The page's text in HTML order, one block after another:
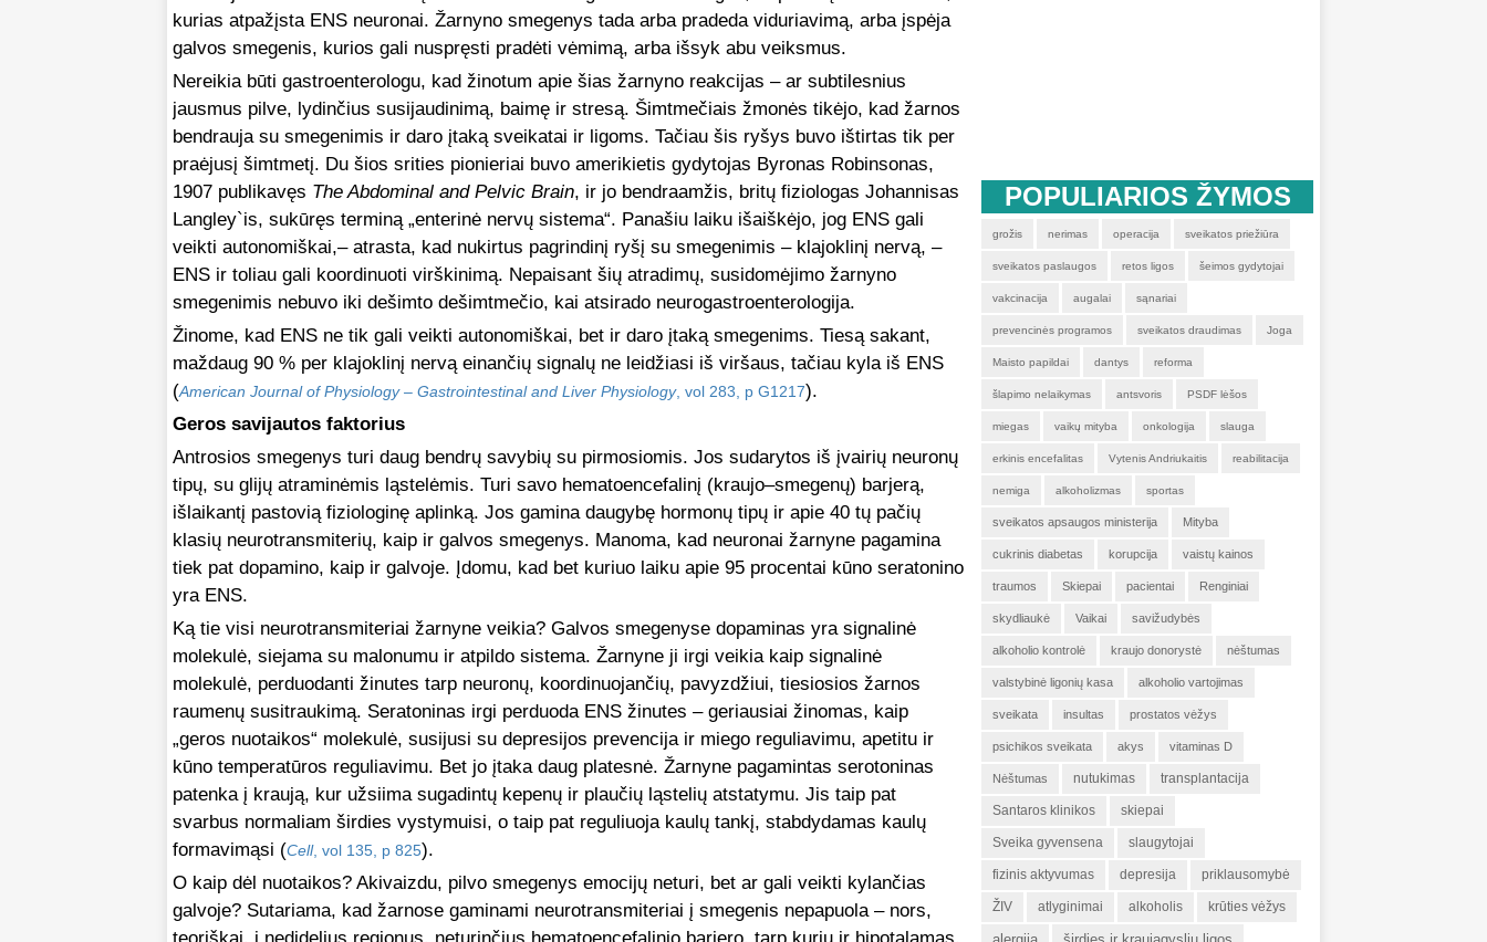
kurias atpažįsta ENS neuronai. Žarnyno smegenys tada arba pradeda viduriavimą, arba įspėja
galvos smegenis, kurios gali nuspręsti pradėti vėmimą, arba išsyk abu veiksmus.
Nereikia būti gastroenterologu, kad žinotum apie šias žarnyno reakcijas – ar subtilesnius
jausmus pilve, lydinčius susijaudinimą, baimę ir stresą. Šimtmečiais žmonės tikėjo, kad žarnos
bendrauja su smegenimis ir daro įtaką sveikatai ir ligoms. Tačiau šis ryšys buvo ištirtas tik per
praėjusį šimtmetį. Du šios srities pionieriai buvo amerikietis gydytojas Byronas Robinsonas,
1907 publikavęs The Abdominal and Pelvic Brain, ir jo bendraamžis, britų fiziologas Johannisas
Langley`is, sukūręs terminą „enterinė nervų sistema“. Panašiu laiku išaiškėjo, jog ENS gali
veikti autonomiškai,– atrasta, kad nukirtus pagrindinį ryšį su smegenimis – klajoklinį nervą, –
ENS ir toliau gali koordinuoti virškinimą. Nepaisant šių atradimų, susidomėjimo žarnyno
smegenimis nebuvo iki dešimto dešimtmečio, kai atsirado neurogastroenterologija.
Žinome, kad ENS ne tik gali veikti autonomiškai, bet ir daro įtaką smegenims. Tiesą sakant,
maždaug 90 % per klajoklinį nervą einančių signalų ne leidžiasi iš viršaus, tačiau kyla iš ENS
(American Journal of Physiology – Gastrointestinal and Liver Physiology, vol 283, p G1217).
Geros savijautos faktorius
Antrosios smegenys turi daug bendrų savybių su pirmosiomis. Jos sudarytos iš įvairių neuronų
tipų, su glijų atraminėmis ląstelėmis. Turi savo hematoencefalinį (kraujo–smegenų) barjerą,
išlaikantį pastovią fiziologinę aplinką. Jos gamina daugybę hormonų tipų ir apie 40 tų pačių
klasių neurotransmiterių, kaip ir galvos smegenys. Manoma, kad neuronai žarnyne pagamina
tiek pat dopamino, kaip ir galvoje. Įdomu, kad bet kuriuo laiku apie 95 procentai kūno seratonino
yra ENS.
Ką tie visi neurotransmiteriai žarnyne veikia? Galvos smegenyse dopaminas yra signalinė
molekulė, siejama su malonumu ir atpildo sistema. Žarnyne ji irgi veikia kaip signalinė
molekulė, perduodanti žinutes tarp neuronų, koordinuojančių, pavyzdžiui, tiesiosios žarnos
raumenų susitraukimą. Seratoninas irgi perduoda ENS žinutes – geriausiai žinomas, kaip
„geros nuotaikos“ molekulė, susijusi su depresijos prevencija ir miego reguliavimu, apetitu ir
kūno temperatūros reguliavimu. Bet jo įtaka daug platesnė. Žarnyne pagamintas serotoninas
patenka į kraują, kur užsiima sugadintų kepenų ir plaučių ląstelių atstatymu. Jis taip pat
svarbus normaliam širdies vystymuisi, o taip pat reguliuoja kaulų tankį, stabdydamas kaulų
formavimąsi (Cell, vol 135, p 825).
O kaip dėl nuotaikos? Akivaizdu, pilvo smegenys emocijų neturi, bet ar gali veikti kylančias
galvoje? Sutariama, kad žarnose gaminami neurotransmiteriai į smegenis nepapuola – nors,
POPULIARIOS ŽYMOS
grožis nerimas operacija sveikatos priežiūra
sveikatos paslaugos retos ligos šeimos gydytojai
vakcinacija augalai sąnariai
prevencinės programos sveikatos draudimas Joga
Maisto papildai dantys reforma
šlapimo nelaikymas antsvoris PSDF lėšos
miegas vaikų mityba onkologija slauga
erkinis encefalitas Vytenis Andriukaitis reabilitacija
nemiga alkoholizmas sportas
sveikatos apsaugos ministerija Mityba
cukrinis diabetas korupcija vaistų kainos
traumos Skiepai pacientai Renginiai
skydliaukė Vaikai savižudybės
alkoholio kontrolė kraujo donorystė nėštumas
valstybinė ligonių kasa alkoholio vartojimas
sveikata insultas prostatos vėžys
psichikos sveikata akys vitaminas D
Nėštumas nutukimas transplantacija
Santaros klinikos skiepai
Sveika gyvensena slaugytojai
fizinis aktyvumas depresija priklausomybė
ŽIV atlyginimai alkoholis krūties vėžys